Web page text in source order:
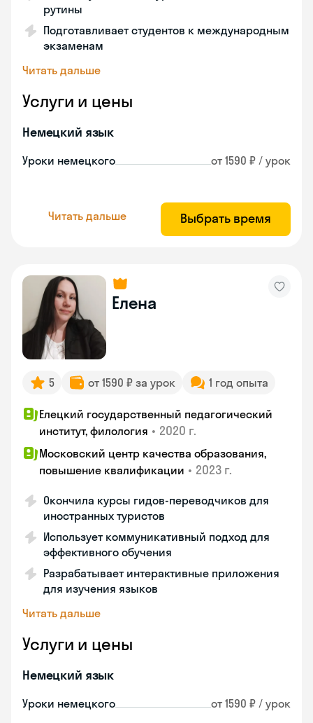
рутины
Подготавливает студентов к международным
экзаменам
Читать дальше
Услуги и цены
Немецкий язык
Уроки немецкого от 1590 ₽ / урок
Читать дальше Выбрать время
Елена
5 от 1590 ₽ за урок 1 год опыта
Елецкий государственный педагогический
институт, филология • 2020 г.
Московский центр качества образования,
повышение квалификации • 2023 г.
Окончила курсы гидов-переводчиков для
иностранных туристов
Использует коммуникативный подход для
эффективного обучения
Разрабатывает интерактивные приложения
для изучения языков
Читать дальше
Услуги и цены
Немецкий язык
Уроки немецкого от 1590 ₽ / урок